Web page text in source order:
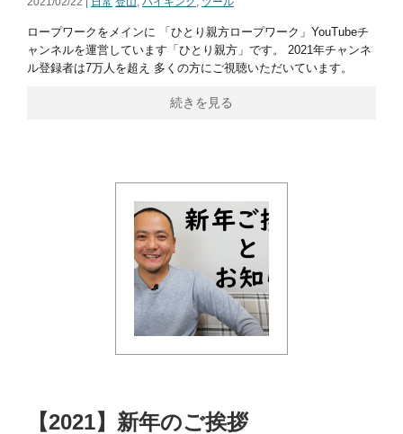
ロープワークをメインに 「ひとり親方ロープワーク」YouTubeチ
ャンネルを運営しています「ひとり親方」です。 2021年チャンネ
ル登録者は7万人を超え 多くの方にご視聴いただいています。
続きを見る
【2021】新年のご挨拶